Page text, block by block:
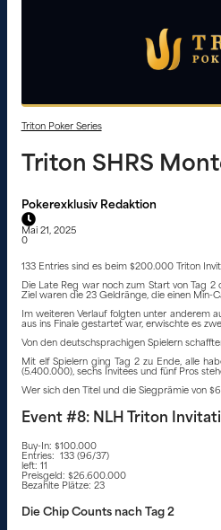
Triton Poker Series
Triton SHRS
Pokerexklusiv Redaktion
Mai 21, 2025
0
133 Entries sind es beim $200.000 Triton
Die Late Reg war noch zum Start von Tag
Ziel waren die 23 Geldränge, die einen Min-
Im weiteren Verlauf folgten unter anderem
aus ins Finale gestartet war, erwischte es
Von den deutschsprachigen Spielern
Mit elf Spielern ging Tag 2 zu Ende, alle
(5.400.000), sechs Invitees und fünf Pros
Wer sich den Titel und die Siegprämie von
Event #8: NLH Triton
Buy-In: $100.000
Entries: 133 (96/37)
left: 11
Preisgeld: $26.600.000
Bezahlte Plätze: 23
Die Chip Counts nach Tag 2